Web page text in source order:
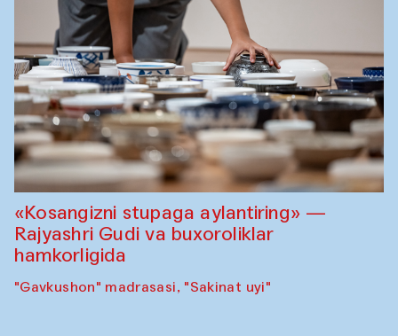
«Kosangizni stupaga aylantiring» —
Rajyashri Gudi va buxoroliklar
hamkorligida
"Gavkushon" madrasasi, "Sakinat uyi"